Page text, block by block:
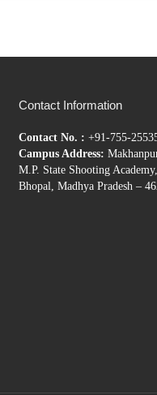
Contact Information
Contact No. : +91-755-
Campus Address:
M.P. State Shooting
Bhopal, Madhya Pradesh –